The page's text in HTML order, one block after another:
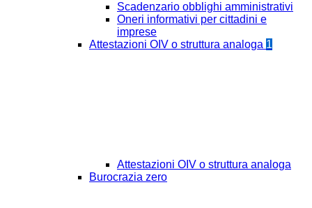
Scadenzario obblighi amministrativi
Oneri informativi per cittadini e
imprese
Attestazioni OIV o struttura analoga 1
Attestazioni OIV o struttura analoga
Burocrazia zero